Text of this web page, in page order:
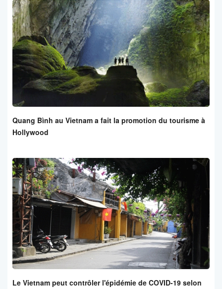
Quang Bình au Vietnam a fait la promotion du tourisme à
Hollywood
Le Vietnam peut contrôler l'épidémie de COVID-19 selon